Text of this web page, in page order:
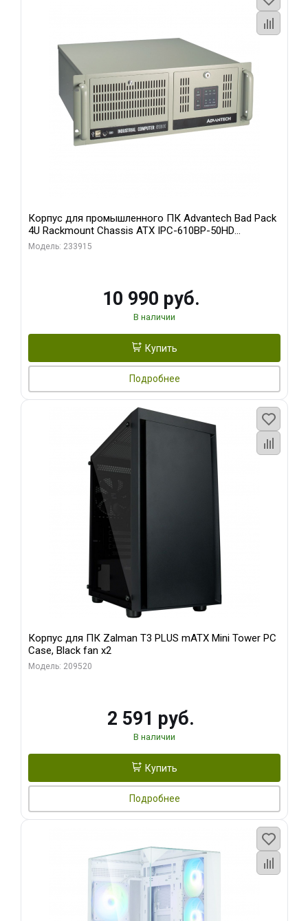
Корпус для промышленного ПК Advantech Bad Pack
4U Rackmount Chassis ATX IPC-610BP-50HD
Advantech 15 слотов, отсеки 3x5.25", 1x3.5", 2xUSB,
Модель: 233915
10 990 руб.
В наличии
Купить
Подробнее
Корпус для ПК Zalman T3 PLUS mATX Mini Tower PC
Case, Black fan x2
Модель: 209520
2 591 руб.
В наличии
Купить
Подробнее